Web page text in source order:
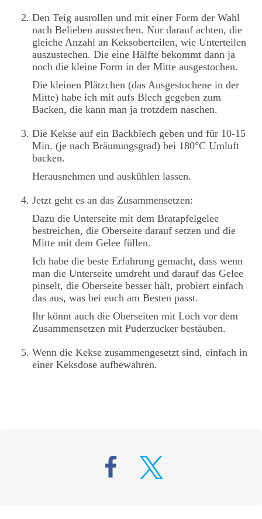
Den Teig ausrollen und mit einer Form der Wahl
nach Belieben ausstechen. Nur darauf achten, die
gleiche Anzahl an Keksoberteilen, wie Unterteilen
auszustechen. Die eine Hälfte bekommt dann ja
noch die kleine Form in der Mitte ausgestochen.
Die kleinen Plätzchen (das Ausgestochene in der
Mitte) habe ich mit aufs Blech gegeben zum
Backen, die kann man ja trotzdem naschen.
Die Kekse auf ein Backblech geben und für 10-15
Min. (je nach Bräunungsgrad) bei 180°C Umluft
backen.
Herausnehmen und auskühlen lassen.
Jetzt geht es an das Zusammensetzen:
Dazu die Unterseite mit dem Bratapfelgelee
bestreichen, die Oberseite darauf setzen und die
Mitte mit dem Gelee füllen.
Ich habe die beste Erfahrung gemacht, dass wenn
man die Unterseite umdreht und darauf das Gelee
pinselt, die Oberseite besser hält, probiert einfach
das aus, was bei euch am Besten passt.
Ihr könnt auch die Oberseiten mit Loch vor dem
Zusammensetzen mit Puderzucker bestäuben.
Wenn die Kekse zusammengesetzt sind, einfach in
einer Keksdose aufbewahren.